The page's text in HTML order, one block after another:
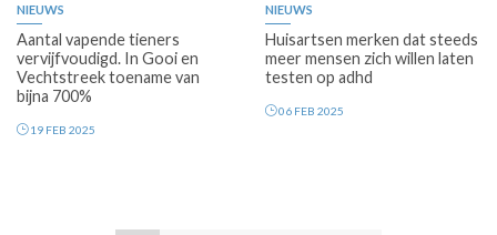
NIEUWS
Aantal vapende tieners
vervijfvoudigd. In Gooi en
Vechtstreek toename van
bijna 700%
19 FEB 2025
NIEUWS
Huisartsen merken dat steeds
meer mensen zich willen laten
testen op adhd
06 FEB 2025